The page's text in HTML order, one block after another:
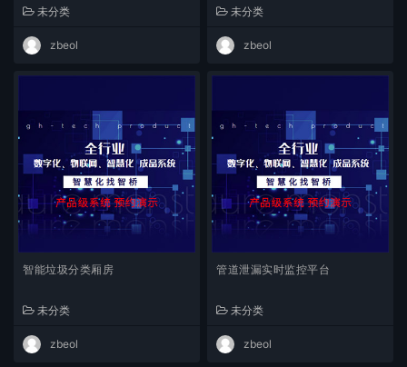
未分类
zbeol
未分类
zbeol
智能垃圾分类厢房
未分类
zbeol
管道泄漏实时监控平台
未分类
zbeol